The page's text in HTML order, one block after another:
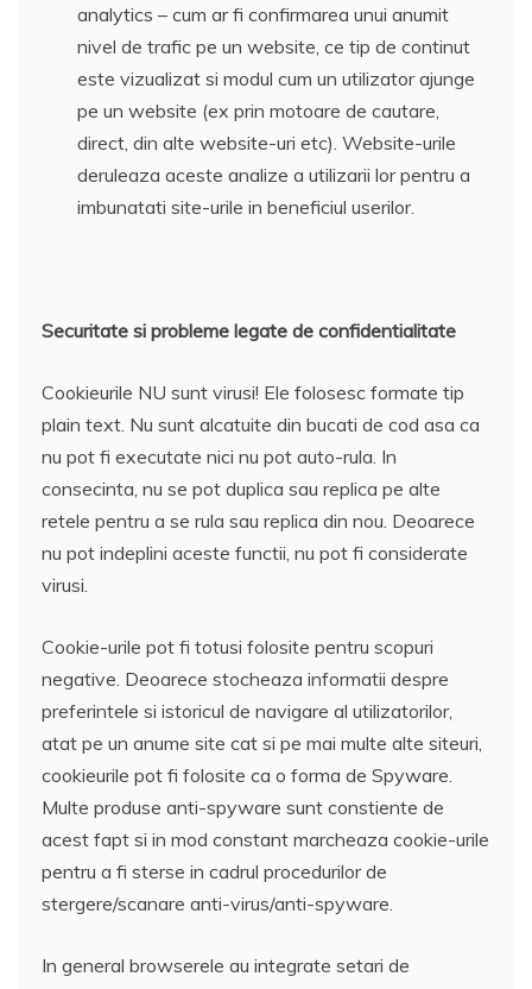
analytics – cum ar fi confirmarea unui anumit
nivel de trafic pe un website, ce tip de continut
este vizualizat si modul cum un utilizator ajunge
pe un website (ex prin motoare de cautare,
direct, din alte website-uri etc). Website-urile
deruleaza aceste analize a utilizarii lor pentru a
imbunatati site-urile in beneficiul userilor.
Securitate si probleme legate de confidentialitate
Cookieurile NU sunt virusi! Ele folosesc formate tip
plain text. Nu sunt alcatuite din bucati de cod asa ca
nu pot fi executate nici nu pot auto-rula. In
consecinta, nu se pot duplica sau replica pe alte
retele pentru a se rula sau replica din nou. Deoarece
nu pot indeplini aceste functii, nu pot fi considerate
virusi.
Cookie-urile pot fi totusi folosite pentru scopuri
negative. Deoarece stocheaza informatii despre
preferintele si istoricul de navigare al utilizatorilor,
atat pe un anume site cat si pe mai multe alte siteuri,
cookieurile pot fi folosite ca o forma de Spyware.
Multe produse anti-spyware sunt constiente de
acest fapt si in mod constant marcheaza cookie-urile
pentru a fi sterse in cadrul procedurilor de
stergere/scanare anti-virus/anti-spyware.
In general browserele au integrate setari de